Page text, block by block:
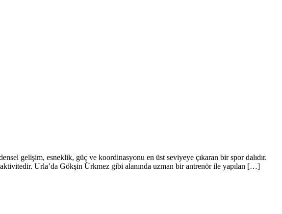
gelişim, esneklik, güç ve koordinasyonu en üst seviyeye çıkaran bir spor dalıdır.
Urla’da Gökşin Ürkmez gibi alanında uzman bir antrenör ile yapılan […]